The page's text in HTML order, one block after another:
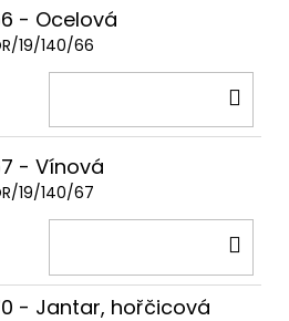
- Ocelová
19/140/66
- Vínová
19/140/67
- Jantar, hořčicová